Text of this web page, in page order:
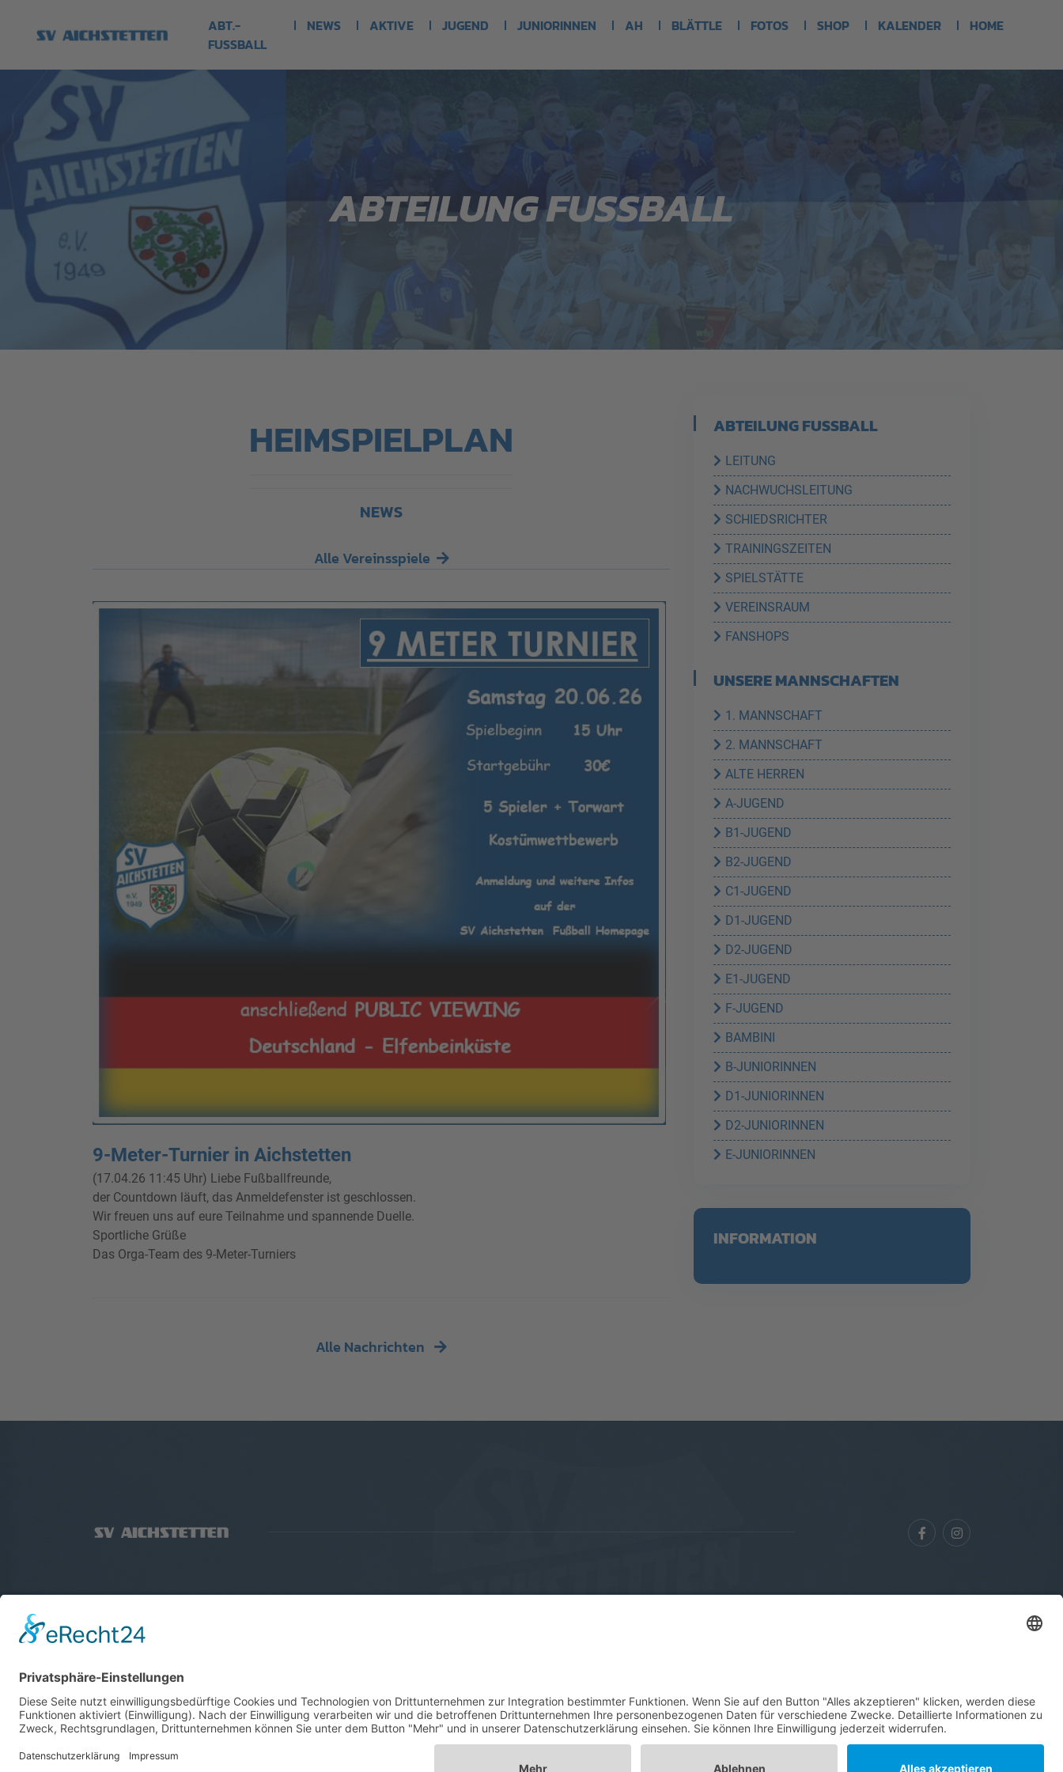
ABT.-
FUSSBALL
NEWS AKTIVE JUGEND JUNIORINNEN AH BLÄTTLE FOTOS SHOP KALENDER HOME
ABTEILUNG FUSSBALL
HEIMSPIELPLAN
NEWS
Alle Vereinsspiele
9-Meter-Turnier in Aichstetten
(17.04.26 11:45 Uhr) Liebe Fußballfreunde,
der Countdown läuft, das Anmeldefenster ist geschlossen.
Wir freuen uns auf eure Teilnahme und spannende Duelle.
Sportliche Grüße
Das Orga-Team des 9-Meter-Turniers
Alle Nachrichten
ABTEILUNG FUSSBALL
LEITUNG
NACHWUCHSLEITUNG
SCHIEDSRICHTER
TRAININGSZEITEN
SPIELSTÄTTE
VEREINSRAUM
FANSHOPS
UNSERE MANNSCHAFTEN
1. MANNSCHAFT
2. MANNSCHAFT
ALTE HERREN
A-JUGEND
B1-JUGEND
B2-JUGEND
C1-JUGEND
D1-JUGEND
D2-JUGEND
E1-JUGEND
F-JUGEND
BAMBINI
B-JUNIORINNEN
D1-JUNIORINNEN
D2-JUNIORINNEN
E-JUNIORINNEN
INFORMATION